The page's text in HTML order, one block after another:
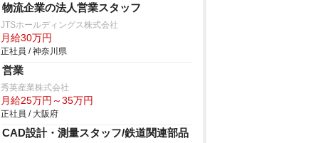
物流企業の法人営業スタッフ
JTSホールディングス株式会社
月給30万円
正社員 / 神奈川県
営業
秀英産業株式会社
月給25万円～35万円
正社員 / 大阪府
CAD設計・測量スタッフ/鉄道関連部品